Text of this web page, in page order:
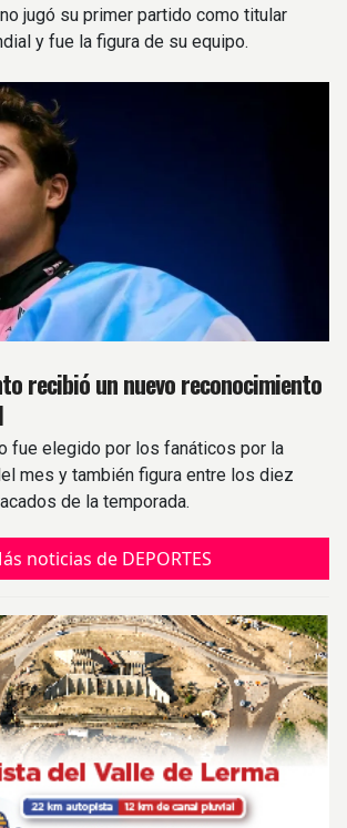
jugó su primer partido como titular
y fue la figura de su equipo.
recibió un nuevo reconocimiento
fue elegido por los fanáticos por la
mes y también figura entre los diez
de la temporada.
noticias de DEPORTES